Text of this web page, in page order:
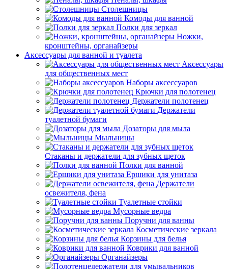
Столешницы
Комоды для ванной
Полки для зеркал
Ножки,
кронштейны, органайзеры
Аксессуары для ванной и туалета
Аксессуары
для общественных мест
Наборы аксессуаров
Крючки для полотенец
Держатели полотенец
Держатели
туалетной бумаги
Дозаторы для мыла
Мыльницы
Стаканы и держатели для зубных щеток
Полки для ванной
Ершики для унитаза
Держатели
освежителя, фена
Туалетные стойки
Мусорные ведра
Поручни для ванны
Косметические зеркала
Корзины для белья
Коврики для ванной
Органайзеры